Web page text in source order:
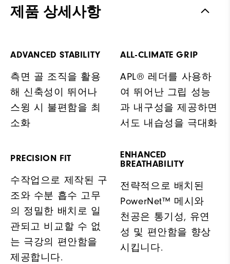
제품 상세사항
ADVANCED STABILITY
측면 골 조직을 활용
해 신축성이 뛰어나
스윙 시 불편함을 최
소화
ALL-CLIMATE GRIP
APL® 레더를 사용하
여 뛰어난 그립 성능
과 내구성을 제공하면
서도 내습성을 극대화
PRECISION FIT
수작업으로 제작된 구
조와 수분 흡수 고무
의 정밀한 배치로 일
관되고 비교할 수 없
는 극강의 편안함을
제공합니다.
ENHANCED
BREATHABILITY
전략적으로 배치된
PowerNet™ 메시와
천공은 통기성, 유연
성 및 편안함을 향상
시킵니다.